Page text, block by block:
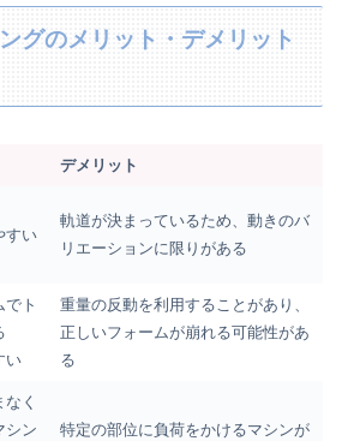
グのメリット・デメリット
デメリット
すい
軌道が決まっているため、動きのバ
リエーションに限りがある
でト
い
重量の反動を利用することがあり、
正しいフォームが崩れる可能性があ
る
く
シン
特定の部位に負荷をかけるマシンが